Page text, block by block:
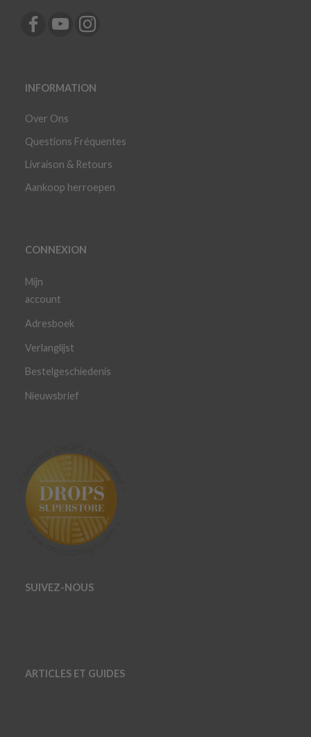
INFORMATION
Over Ons
Questions Fréquentes
Livraison & Retours
Aankoop herroepen
CONNEXION
Mijn
account
Adresboek
Verlanglijst
Bestelgeschiedenis
Nieuwsbrief
SUIVEZ-NOUS
ARTICLES ET GUIDES